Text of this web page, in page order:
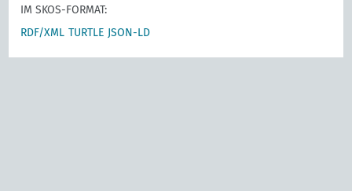
IM SKOS-FORMAT:
RDF/XML TURTLE JSON-LD